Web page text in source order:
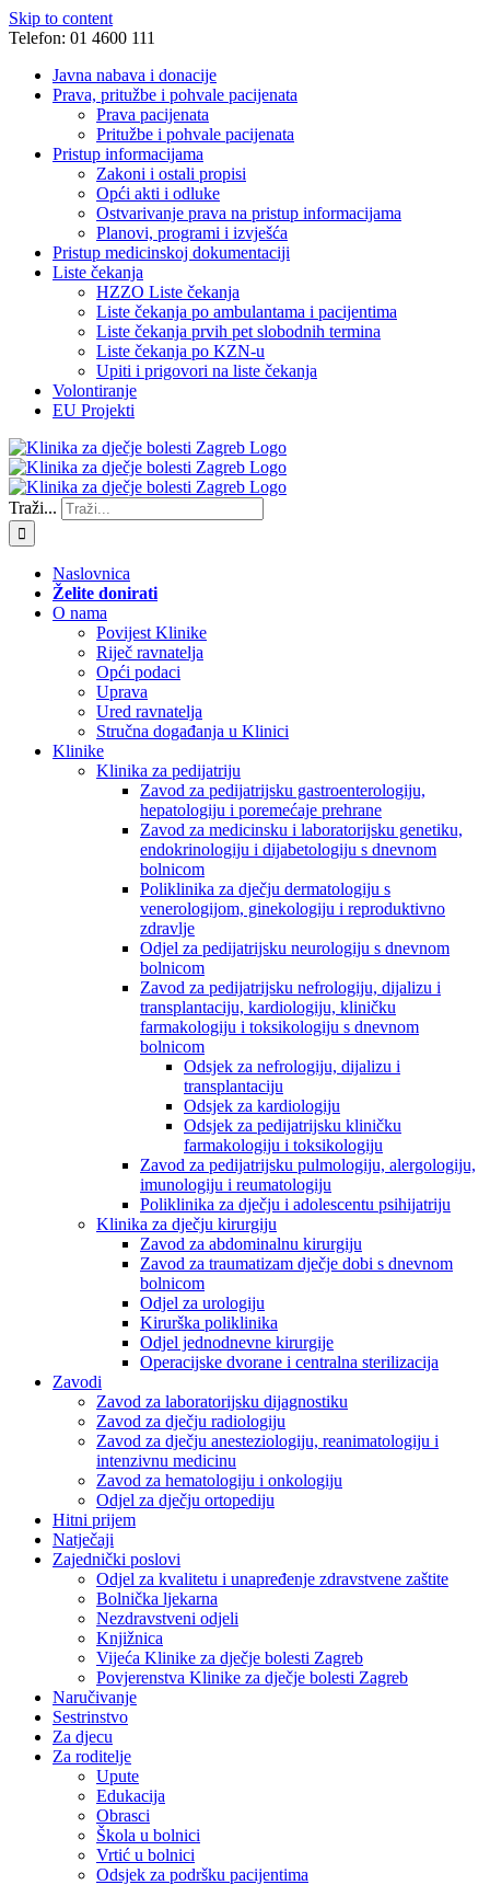
Skip to content
Telefon: 01 4600 111
Javna nabava i donacije
Prava, pritužbe i pohvale pacijenata
Prava pacijenata
Pritužbe i pohvale pacijenata
Pristup informacijama
Zakoni i ostali propisi
Opći akti i odluke
Ostvarivanje prava na pristup informacijama
Planovi, programi i izvješća
Pristup medicinskoj dokumentaciji
Liste čekanja
HZZO Liste čekanja
Liste čekanja po ambulantama i pacijentima
Liste čekanja prvih pet slobodnih termina
Liste čekanja po KZN-u
Upiti i prigovori na liste čekanja
Volontiranje
EU Projekti
Traži...
Naslovnica
Želite donirati
O nama
Povijest Klinike
Riječ ravnatelja
Opći podaci
Uprava
Ured ravnatelja
Stručna događanja u Klinici
Klinike
Klinika za pedijatriju
Zavod za pedijatrijsku gastroenterologiju,
hepatologiju i poremećaje prehrane
Zavod za medicinsku i laboratorijsku genetiku,
endokrinologiju i dijabetologiju s dnevnom
bolnicom
Poliklinika za dječju dermatologiju s
venerologijom, ginekologiju i reproduktivno
zdravlje
Odjel za pedijatrijsku neurologiju s dnevnom
bolnicom
Zavod za pedijatrijsku nefrologiju, dijalizu i
transplantaciju, kardiologiju, kliničku
farmakologiju i toksikologiju s dnevnom
bolnicom
Odsjek za nefrologiju, dijalizu i
transplantaciju
Odsjek za kardiologiju
Odsjek za pedijatrijsku kliničku
farmakologiju i toksikologiju
Zavod za pedijatrijsku pulmologiju, alergologiju,
imunologiju i reumatologiju
Poliklinika za dječju i adolescentu psihijatriju
Klinika za dječju kirurgiju
Zavod za abdominalnu kirurgiju
Zavod za traumatizam dječje dobi s dnevnom
bolnicom
Odjel za urologiju
Kirurška poliklinika
Odjel jednodnevne kirurgije
Operacijske dvorane i centralna sterilizacija
Zavodi
Zavod za laboratorijsku dijagnostiku
Zavod za dječju radiologiju
Zavod za dječju anesteziologiju, reanimatologiju i
intenzivnu medicinu
Zavod za hematologiju i onkologiju
Odjel za dječju ortopediju
Hitni prijem
Natječaji
Zajednički poslovi
Odjel za kvalitetu i unapređenje zdravstvene zaštite
Bolnička ljekarna
Nezdravstveni odjeli
Knjižnica
Vijeća Klinike za dječje bolesti Zagreb
Povjerenstva Klinike za dječje bolesti Zagreb
Naručivanje
Sestrinstvo
Za djecu
Za roditelje
Upute
Edukacija
Obrasci
Škola u bolnici
Vrtić u bolnici
Odsjek za podršku pacijentima